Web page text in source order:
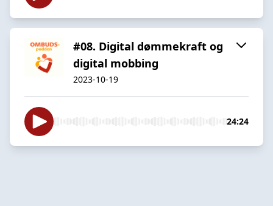
#08. Digital dømmekraft og
digital mobbing
2023-10-19
24:24